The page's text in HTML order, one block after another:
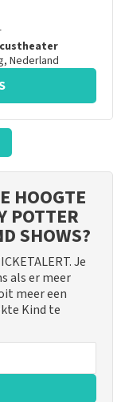
, Nederland
HOOGTE
POTTER
SHOWS?
Je
als er meer
meer een
Kind te